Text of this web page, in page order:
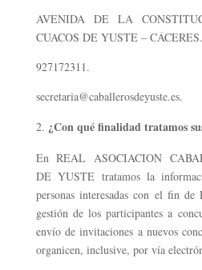
AVENIDA DE LA
CUACOS DE YUSTE – CÁCERES.
927172311.
secretaria@caballerosdeyuste.es.
¿Con qué finalidad tratamos
En REAL ASOCIACION
DE YUSTE tratamos la
personas interesadas con el fin
gestión de los participantes a
envío de invitaciones a nuevos
organicen, inclusive, por vía